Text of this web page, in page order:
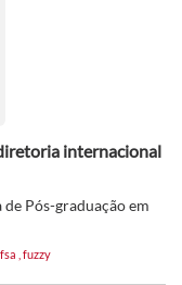
internacional
Pós-graduação em
fuzzy